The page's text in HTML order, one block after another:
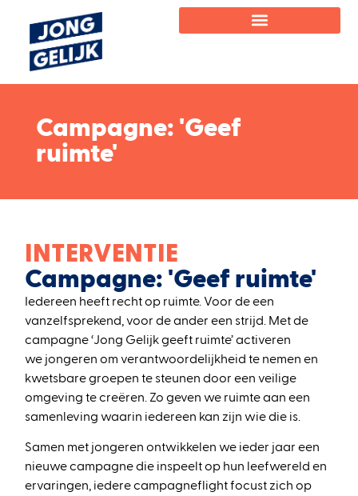
Campagne: 'Geef
ruimte'
INTERVENTIE
Campagne: 'Geef ruimte'
Iedereen heeft recht op ruimte. Voor de een
vanzelfsprekend, voor de ander een strijd. Met de
campagne ‘Jong Gelijk geeft ruimte’activeren
we jongerenom verantwoordelijkheid te nemen en
kwetsbare groepen te steunen door een veilige
omgeving te creëren. Zo geven we ruimte aan een
samenleving waarin iedereen kan zijn wie die is.
Samen met jongeren ontwikkelen we ieder jaar een
nieuwe campagne die inspeelt op hun leefwereld en
ervaringen, iedere campagneflight focust zich op